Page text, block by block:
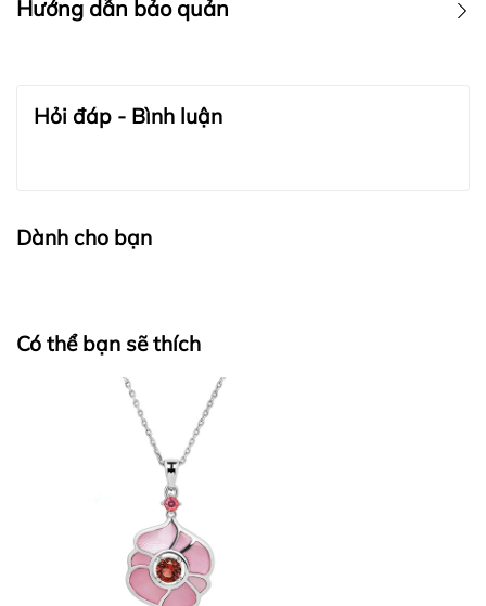
Hướng dẫn bảo quản
BẢO QUẢN LỤA VÀ CASHMERE:
Hỏi đáp - Bình luận
Dành cho bạn
Có thể bạn sẽ thích